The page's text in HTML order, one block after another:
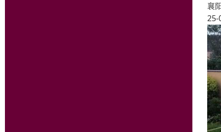
襄
25-